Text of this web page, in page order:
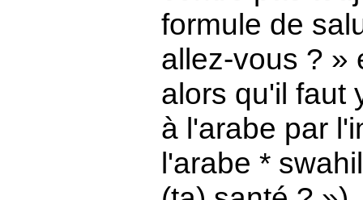
formule de
allez-vous ? »
alors qu'il faut
à l'arabe par
l'arabe *